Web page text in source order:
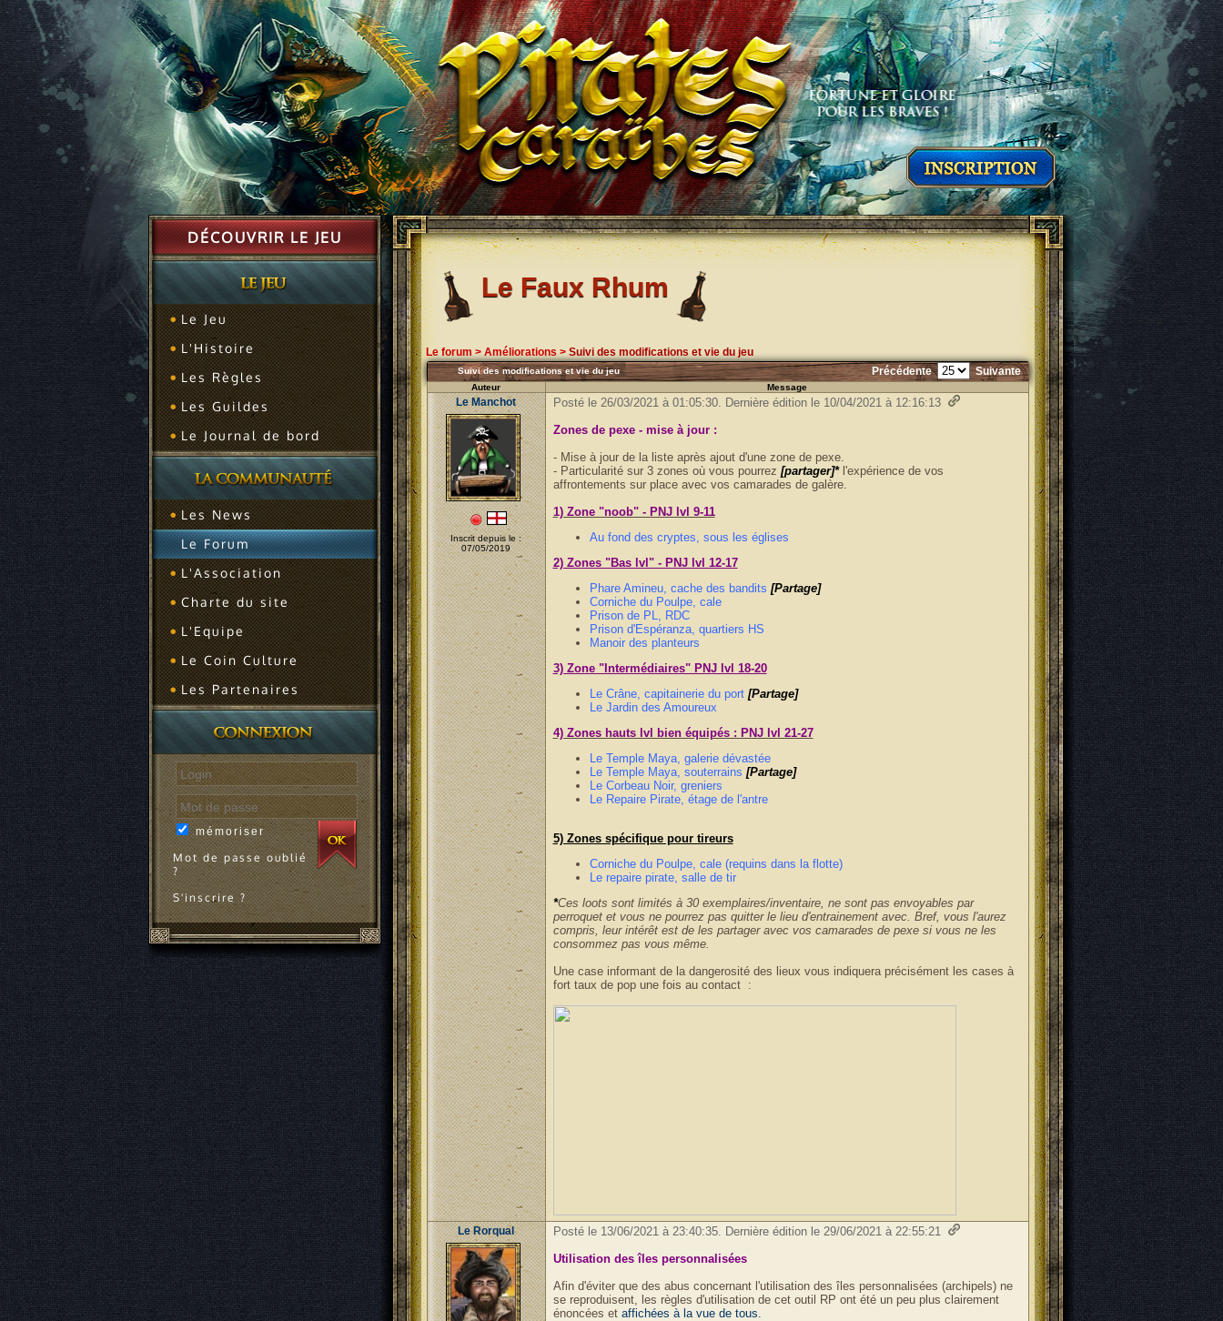
DÉCOUVRIR LE JEU
Le Jeu
L'Histoire
Les Règles
Les Guildes
Le Journal de bord
Les News
Le Forum
L'Association
Charte du site
L'Equipe
Le Coin Culture
Les Partenaires
mémoriser
Mot de passe oublié
?
S'inscrire ?
Le Faux Rhum
Le forum > Améliorations > Suivi des modifications et vie du jeu
Suivi des modifications et vie du jeu Précédente Suivante
Auteur Message
Le Manchot
Inscrit depuis le :
07/05/2019
Posté le 26/03/2021 à 01:05:30. Dernière édition le 10/04/2021 à 12:16:13
Zones de pexe - mise à jour :
- Mise à jour de la liste après ajout d'une zone de pexe.
- Particularité sur 3 zones où vous pourrez [partager]*l'expérience de vos
affrontements sur place avec vos camarades de galère.
1) Zone "noob" - PNJ lvl 9-11
Au fond des cryptes, sous les églises
2) Zones "Bas lvl" - PNJ lvl 12-17
Phare Amineu, cache des bandits [Partage]
Corniche du Poulpe, cale
Prison de PL, RDC
Prison d'Espéranza, quartiers HS
Manoir des planteurs
3) Zone "Intermédiaires" PNJ lvl 18-20
Le Crâne, capitainerie du port [Partage]
Le Jardin des Amoureux
4) Zones hauts lvl bien équipés : PNJ lvl 21-27
Le Temple Maya, galerie dévastée
Le Temple Maya, souterrains [Partage]
Le Corbeau Noir, greniers
Le Repaire Pirate, étage de l'antre
5) Zones spécifique pour tireurs
Corniche du Poulpe, cale (requins dans la flotte)
Le repaire pirate, salle de tir
*Ces loots sont limités à 30 exemplaires/inventaire, ne sont pas envoyables par
perroquet et vous ne pourrez pas quitter le lieu d'entrainement avec. Bref, vous l'aurez
compris, leur intérêt est de les partager avec vos camarades de pexe si vous ne les
consommez pas vous même.
Une case informant de la dangerosité des lieux vous indiquera précisément les cases à
fort taux de pop une fois au contact :
Le Rorqual
Posté le 13/06/2021 à 23:40:35. Dernière édition le 29/06/2021 à 22:55:21
Utilisation des îles personnalisées
Afin d'éviter que des abus concernant l'utilisation des îles personnalisées (archipels) ne
se reproduisent, les règles d'utilisation de cet outil RP ont été un peu plus clairement
énoncées et affichées à la vue de tous.